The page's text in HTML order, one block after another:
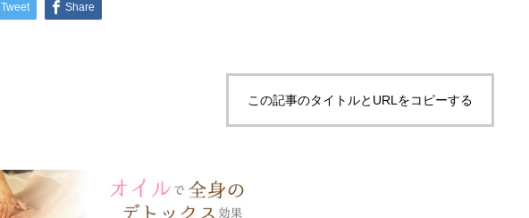
Tweet Share
この記事のタイトルとURLをコピーする